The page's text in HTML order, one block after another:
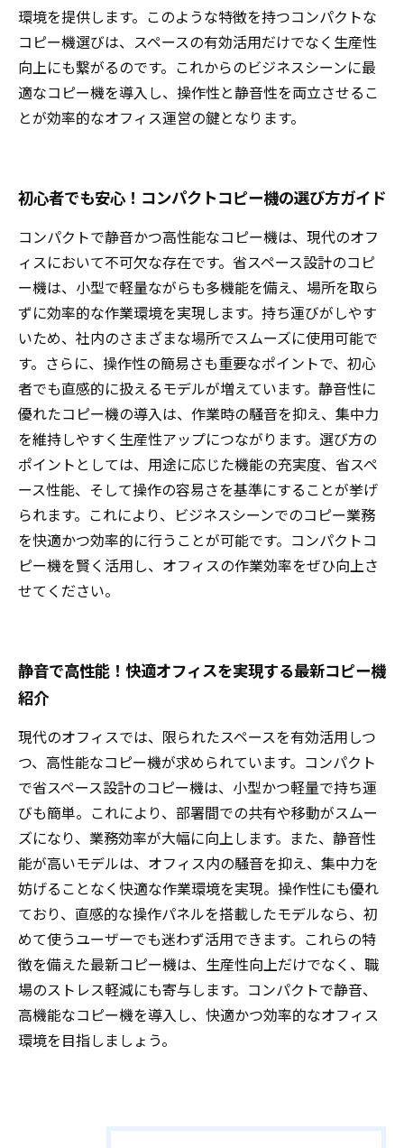
環境を提供します。このような特徴を持つコンパクトな
コピー機選びは、スペースの有効活用だけでなく生産性
向上にも繋がるのです。これからのビジネスシーンに最
適なコピー機を導入し、操作性と静音性を両立させるこ
とが効率的なオフィス運営の鍵となります。
初心者でも安心！コンパクトコピー機の選び方ガイド
コンパクトで静音かつ高性能なコピー機は、現代のオフ
ィスにおいて不可欠な存在です。省スペース設計のコピ
ー機は、小型で軽量ながらも多機能を備え、場所を取ら
ずに効率的な作業環境を実現します。持ち運びがしやす
いため、社内のさまざまな場所でスムーズに使用可能で
す。さらに、操作性の簡易さも重要なポイントで、初心
者でも直感的に扱えるモデルが増えています。静音性に
優れたコピー機の導入は、作業時の騒音を抑え、集中力
を維持しやすく生産性アップにつながります。選び方の
ポイントとしては、用途に応じた機能の充実度、省スペ
ース性能、そして操作の容易さを基準にすることが挙げ
られます。これにより、ビジネスシーンでのコピー業務
を快適かつ効率的に行うことが可能です。コンパクトコ
ピー機を賢く活用し、オフィスの作業効率をぜひ向上さ
せてください。
静音で高性能！快適オフィスを実現する最新コピー機
紹介
現代のオフィスでは、限られたスペースを有効活用しつ
つ、高性能なコピー機が求められています。コンパクト
で省スペース設計のコピー機は、小型かつ軽量で持ち運
びも簡単。これにより、部署間での共有や移動がスムー
ズになり、業務効率が大幅に向上します。また、静音性
能が高いモデルは、オフィス内の騒音を抑え、集中力を
妨げることなく快適な作業環境を実現。操作性にも優れ
ており、直感的な操作パネルを搭載したモデルなら、初
めて使うユーザーでも迷わず活用できます。これらの特
徴を備えた最新コピー機は、生産性向上だけでなく、職
場のストレス軽減にも寄与します。コンパクトで静音、
高機能なコピー機を導入し、快適かつ効率的なオフィス
環境を目指しましょう。